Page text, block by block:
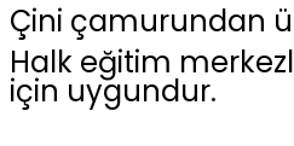
Çini çamurundan
Halk eğitim
için uygundur.